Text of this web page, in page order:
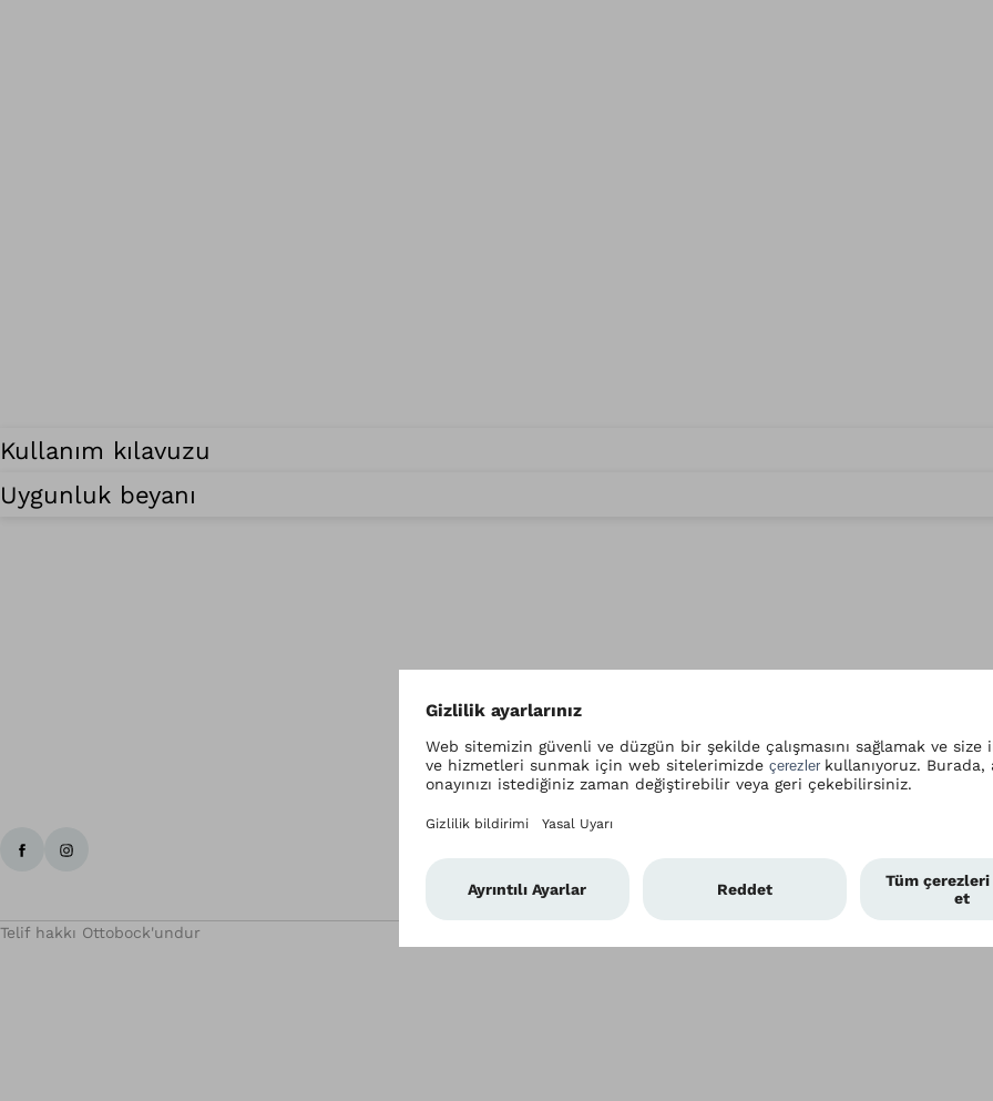
Kullanım kılavuzu
Uygunluk beyanı
Telif hakkı Ottobock'undur